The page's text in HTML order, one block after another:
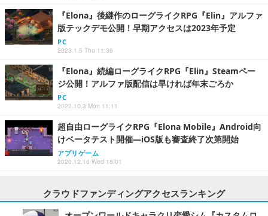
『Elona』後継作のローグライクRPG『Elin』アルファ
版テックデモ公開！早期アクセスは2023年予定
PC
2023.1.5 Thu 11:36
『Elona』続編ローグライクRPG『Elin』Steamペー
ジ公開！アルファ版配信は早ければ年末ごろか
PC
2022.10.3 Mon 11:11
超自由ローグライクRPG『Elona Mobile』Android向
けベータテスト開催―iOS版も審査終了次第開始
アプリゲーム
2020.12.16 Wed 18:01
クラウドファンディングアクセスランキング